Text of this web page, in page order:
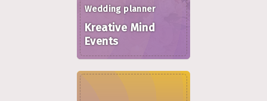
Wedding planner
Kreative Mind
Events